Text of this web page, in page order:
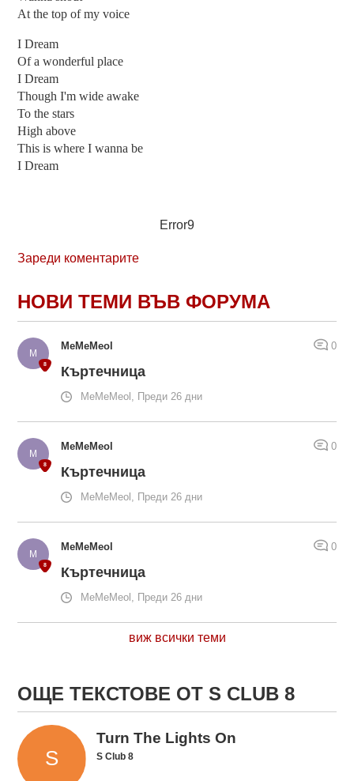
At the top of my voice
I Dream
Of a wonderful place
I Dream
Though I'm wide awake
To the stars
High above
This is where I wanna be
I Dream
Error9
Зареди коментарите
НОВИ ТЕМИ ВЪВ ФОРУМА
MeMeMeol 0
Къртечница
MeMeMeol, Преди 26 дни
MeMeMeol 0
Къртечница
MeMeMeol, Преди 26 дни
MeMeMeol 0
Къртечница
MeMeMeol, Преди 26 дни
виж всички теми
ОЩЕ ТЕКСТОВЕ ОТ S CLUB 8
Turn The Lights On
S Club 8